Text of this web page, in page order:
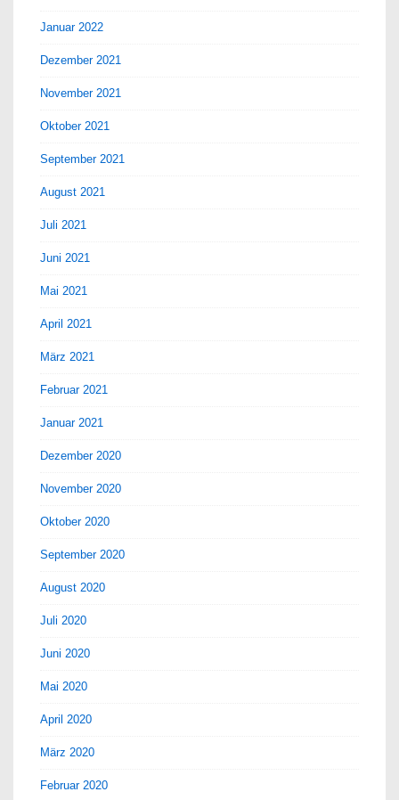
Januar 2022
Dezember 2021
November 2021
Oktober 2021
September 2021
August 2021
Juli 2021
Juni 2021
Mai 2021
April 2021
März 2021
Februar 2021
Januar 2021
Dezember 2020
November 2020
Oktober 2020
September 2020
August 2020
Juli 2020
Juni 2020
Mai 2020
April 2020
März 2020
Februar 2020